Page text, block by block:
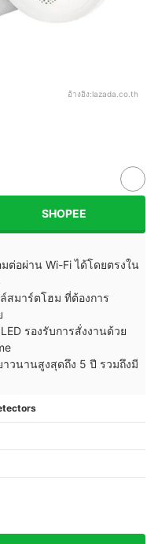
อ้างอิง:lazada.co.th
SHOPEE
ต่อผ่าน Wi-Fi ได้โดยตรงใน
สมาร์ตโฮม ที่ต้องการ
รองรับการสั่งงานด้วย
วนานสูงสุดถึง 5 ปี รวมถึงมี